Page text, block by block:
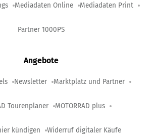
Mediadaten Online Mediadaten Print
Partner 1000PS
Angebote
Newsletter Marktplatz und Partner
Tourenplaner MOTORRAD plus
kündigen Widerruf digitaler Käufe